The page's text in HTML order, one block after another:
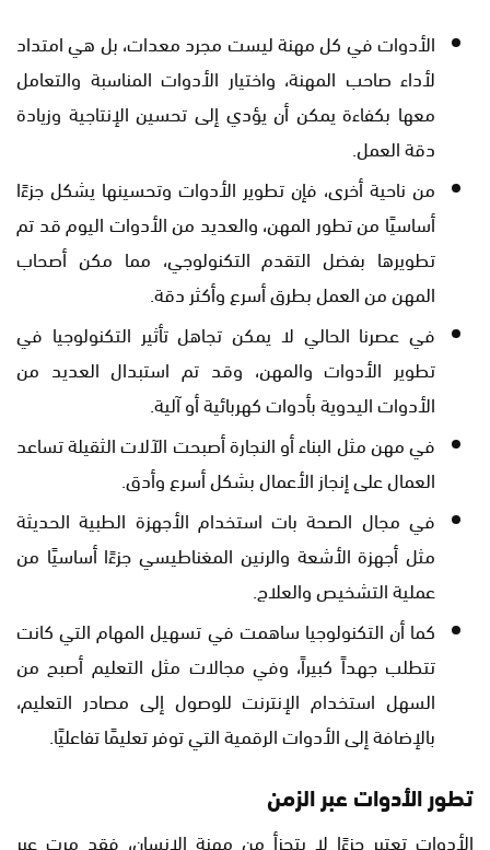
الأدوات في كل مهنة ليست مجرد معدات، بل هي امتداد
لأداء صاحب المهنة، واختيار الأدوات المناسبة والتعامل
معها بكفاءة يمكن أن يؤدي إلى تحسين الإنتاجية وزيادة
دقة العمل.
من ناحية أخرى، فإن تطوير الأدوات وتحسينها يشكل جزءًا
أساسيًا من تطور المهن، والعديد من الأدوات اليوم قد تم
تطويرها بفضل التقدم التكنولوجي، مما مكن أصحاب
المهن من العمل بطرق أسرع وأكثر دقة.
في عصرنا الحالي لا يمكن تجاهل تأثير التكنولوجيا في
تطوير الأدوات والمهن، وقد تم استبدال العديد من
الأدوات اليدوية بأدوات كهربائية أو آلية.
في مهن مثل البناء أو النجارة أصبحت الآلات الثقيلة تساعد
العمال على إنجاز الأعمال بشكل أسرع وأدق.
في مجال الصحة بات استخدام الأجهزة الطبية الحديثة
مثل أجهزة الأشعة والرنين المغناطيسي جزءًا أساسيًا من
عملية التشخيص والعلاج.
كما أن التكنولوجيا ساهمت في تسهيل المهام التي كانت
تتطلب جهداً كبيراً، وفي مجالات مثل التعليم أصبح من
السهل استخدام الإنترنت للوصول إلى مصادر التعليم،
بالإضافة إلى الأدوات الرقمية التي توفر تعليمًا تفاعليًا.
تطور الأدوات عبر الزمن
الأدوات تعتبر جزءًا لا يتجزأ من مهنة الإنسان، فقد مرت عبر